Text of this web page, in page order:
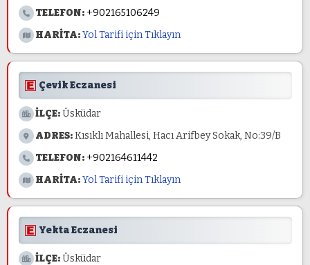
TELEFON: +902165106249
HARİTA:Yol Tarifi için Tıklayın
Çevik Eczanesi
İLÇE:Üsküdar
ADRES:Kısıklı Mahallesi, Hacı Arifbey Sokak, No:39/B
TELEFON: +902164611442
HARİTA:Yol Tarifi için Tıklayın
Yekta Eczanesi
İLÇE:Üsküdar